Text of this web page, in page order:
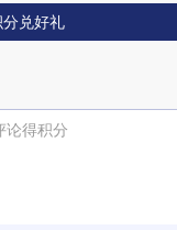
分兑好礼
论得积分